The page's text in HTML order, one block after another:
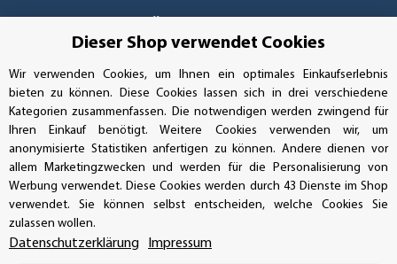
AUFKLEBERDEALER STORE
Handwerkerring 1, D-39326 Wolmirstedt
Bestellungen/Support: +49 (0)39-201-28-98-10
Buchhaltung: +49 (0)39-201-28-98-17
Dieser Shop verwendet Cookies
Wir verwenden Cookies, um Ihnen ein optimales Einkaufserlebnis
bieten zu können. Diese Cookies lassen sich in drei verschiedene
Kategorien zusammenfassen. Die notwendigen werden zwingend für
Ihren Einkauf benötigt. Weitere Cookies verwenden wir, um
anonymisierte Statistiken anfertigen zu können. Andere dienen vor
allem Marketingzwecken und werden für die Personalisierung von
Werbung verwendet. Diese Cookies werden durch 43 Dienste im Shop
verwendet. Sie können selbst entscheiden, welche Cookies Sie
zulassen wollen.
Datenschutzerklärung Impressum